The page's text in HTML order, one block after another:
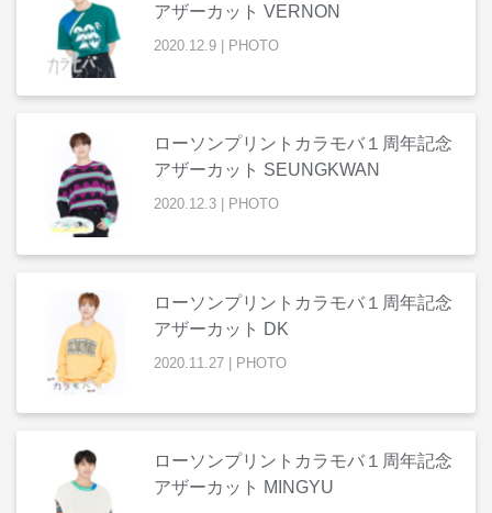
アザーカット VERNON
2020 12 .9 PHOTO
ローソンプリントカラモバ１周年記念
アザーカット SEUNGKWAN
2020.12.3 PHOTO
ローソンプリントカラモバ１周年記念
アザーカット DK
2020 11 27 PHOTO
ローソンプリントカラモバ１周年記念
アザーカット MINGYU